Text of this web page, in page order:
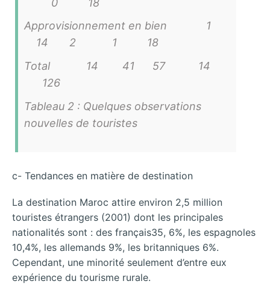
Approvisionnement en bien 1
14 2 1 18
Total 14 41 57 14
126
Tableau 2 : Quelques observations
nouvelles de touristes
c- Tendances en matière de destination
La destination Maroc attire environ 2,5 million
touristes étrangers (2001) dont les principales
nationalités sont : des français35, 6%, les espagnoles
10,4%, les allemands 9%, les britanniques 6%.
Cependant, une minorité seulement d’entre eux
expérience du tourisme rurale.